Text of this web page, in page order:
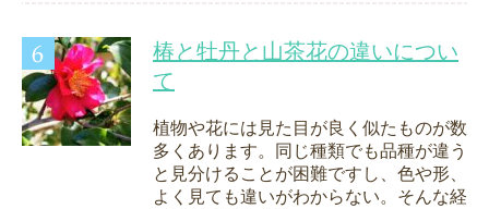
椿と牡丹と山茶花の違いについ
て
植物や花には見た目が良く似たものが数
多くあります。同じ種類でも品種が違う
と見分けることが困難ですし、色や形、
よく見ても違いがわからない。そんな経